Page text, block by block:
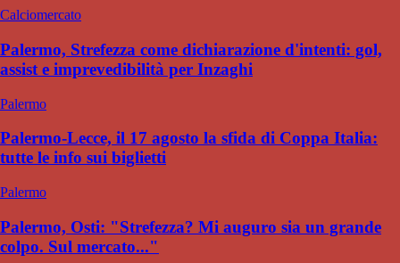
Calciomercato
Palermo, Strefezza come dichiarazione d'intenti: gol,
assist e imprevedibilità per Inzaghi
Palermo
Palermo-Lecce, il 17 agosto la sfida di Coppa Italia:
tutte le info sui biglietti
Palermo
Palermo, Osti: "Strefezza? Mi auguro sia un grande
colpo. Sul mercato..."